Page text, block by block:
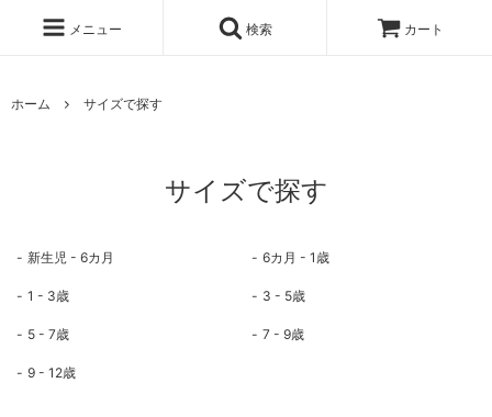
メニュー 検索 カート
ホーム サイズで探す
サイズで探す
新生児 - 6カ月 6カ月 - 1歳
1 - 3歳 3 - 5歳
5 - 7歳 7 - 9歳
9 - 12歳